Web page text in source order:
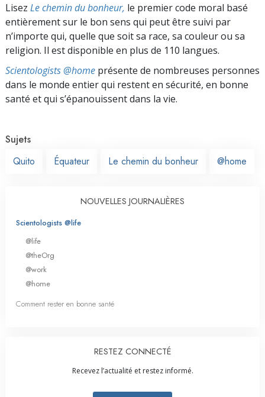
Lisez Le chemin du bonheur, le premier code moral basé
entièrement sur le bon sens qui peut être suivi par
n’importe qui, quelle que soit sa race, sa couleur ou sa
religion. Il est disponible en plus de 110 langues.
Scientologists @home présente de nombreuses personnes
dans le monde entier qui restent en sécurité, en bonne
santé et qui s’épanouissent dans la vie.
Sujets
Quito
Équateur Le chemin du bonheur @home
NOUVELLES JOURNALIÈRES
Scientologists @life
@life
@theOrg
@work
@home
Comment rester en bonne santé
RESTEZ CONNECTÉ
Recevez l’actualité et restez informé.